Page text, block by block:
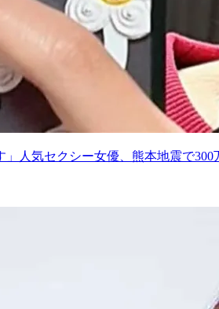
」人気セクシー女優、熊本地震で